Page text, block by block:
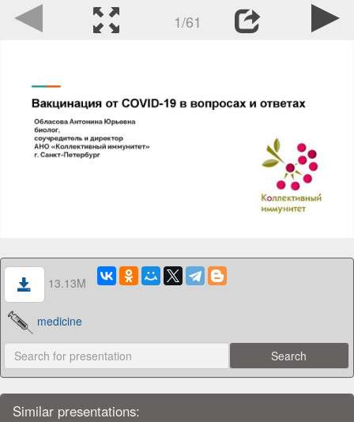
1/61
13.13M
medicine
Similar presentations: